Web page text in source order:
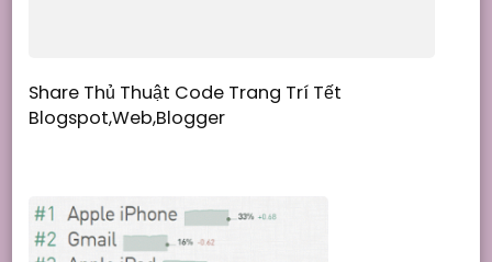
Share Thủ Thuật Code Trang Trí Tết
Blogspot,Web,Blogger